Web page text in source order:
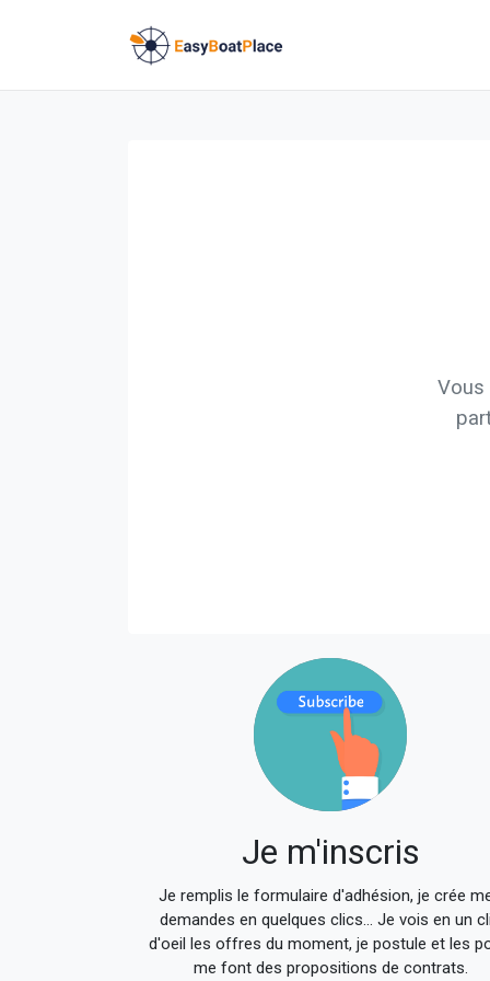
Vous
140x140
Je m'inscris
Je remplis le formulaire d'adhésion, je crée
demandes en quelques clics... Je vois en un
d'oeil les offres du moment, je postule et les
me font des propositions de contrats.